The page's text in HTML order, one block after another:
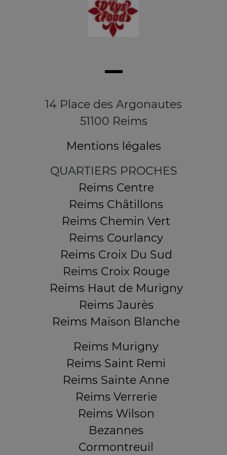
14 Place des Argonautes
51100 Reims
Mentions légales
QUARTIERS PROCHES
Reims Centre
Reims Châtillons
Reims Chemin Vert
Reims Courlancy
Reims Croix Du Sud
Reims Croix Rouge
Reims Haut de Murigny
Reims Jaurès
Reims Maison Blanche
Reims Murigny
Reims Saint Remi
Reims Sainte Anne
Reims Verrerie
Reims Wilson
Bezannes
Cormontreuil